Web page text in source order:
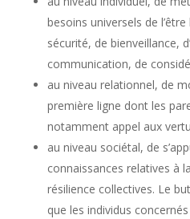
besoins universels de l’être
sécurité, de bienveillance,
communication, de
au niveau relationnel, de
première ligne dont les
notamment appel aux
au niveau sociétal, de
connaissances relatives à
résilience collectives. Le
que les individus